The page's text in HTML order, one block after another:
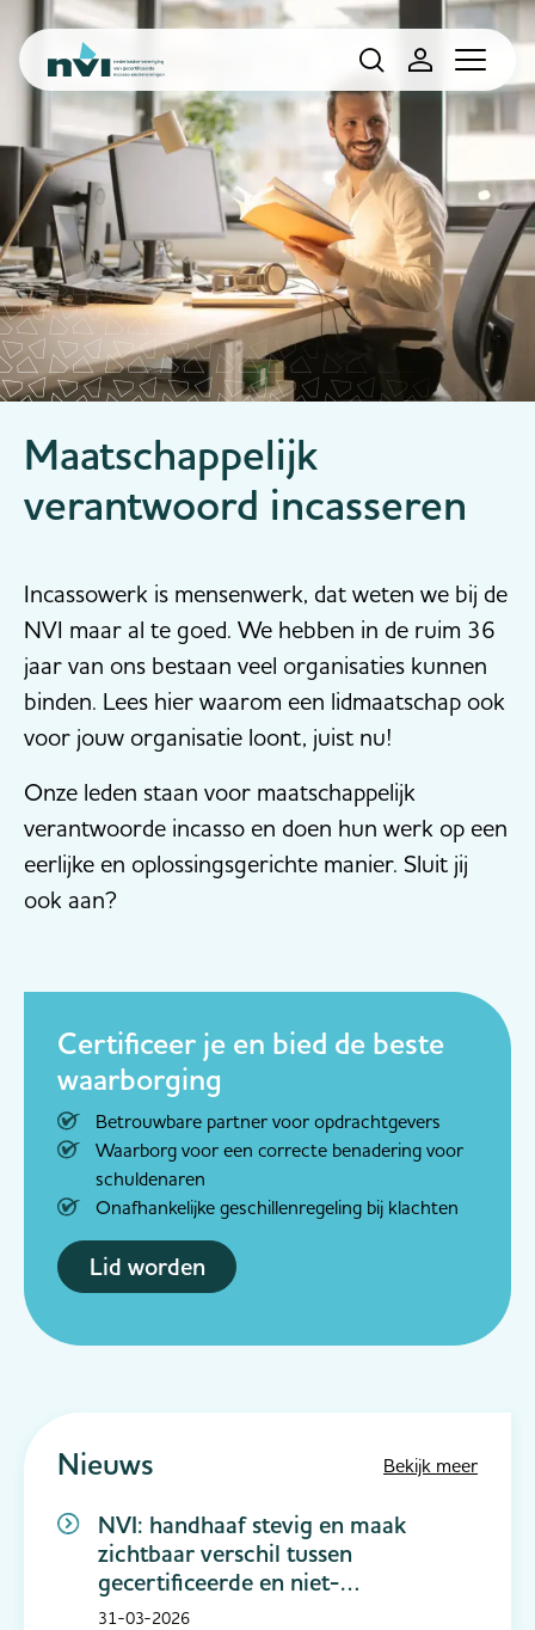
Navigation
Maatschappelijk
verantwoord incasseren
Incassowerk is mensenwerk, dat weten we bij de
NVI maar al te goed. We hebben in de ruim 36
jaar van ons bestaan veel organisaties kunnen
binden. Lees hier waarom een lidmaatschap ook
voor jouw organisatie loont, juist nu!
Onze leden staan voor maatschappelijk
verantwoorde incasso en doen hun werk op een
eerlijke en oplossingsgerichte manier. Sluit jij
ook aan?
Certificeer je en bied de beste
waarborging
Betrouwbare partner voor opdrachtgevers
Waarborg voor een correcte benadering voor
schuldenaren
Onafhankelijke geschillenregeling bij klachten
Lid worden
Nieuws Bekijk meer
NVI: handhaaf stevig en maak
zichtbaar verschil tussen
gecertificeerde en niet-
gecertificeerde
31-03-2026